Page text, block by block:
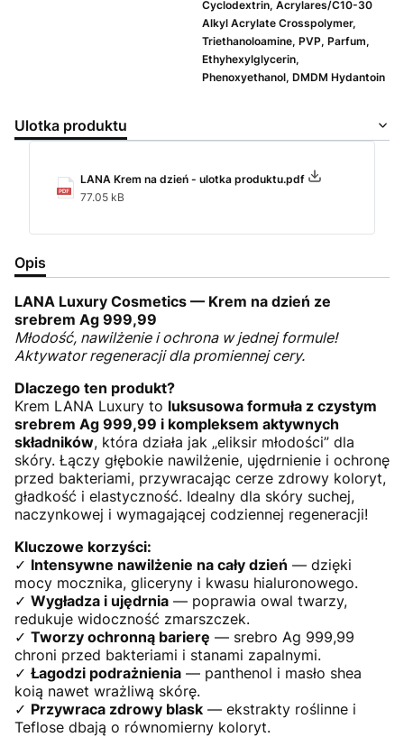
Cyclodextrin, Acrylares/C10-30
Alkyl Acrylate Crosspolymer,
Triethanoloamine, PVP, Parfum,
Ethyhexylglycerin,
Phenoxyethanol, DMDM Hydantoin
Ulotka produktu
LANA Krem na dzień - ulotka produktu.pdf
77.05 kB
Opis
LANA Luxury Cosmetics — Krem na dzień ze
srebrem Ag 999,99
Młodość, nawilżenie i ochrona w jednej formule!
Aktywator regeneracji dla promiennej cery.
Dlaczego ten produkt?
Krem LANA Luxury to luksusowa formuła z czystym
srebrem Ag 999,99 i kompleksem aktywnych
składników, która działa jak „eliksir młodości” dla
skóry. Łączy głębokie nawilżenie, ujędrnienie i ochronę
przed bakteriami, przywracając cerze zdrowy koloryt,
gładkość i elastyczność. Idealny dla skóry suchej,
naczynkowej i wymagającej codziennej regeneracji!
Kluczowe korzyści:
✓ Intensywne nawilżenie na cały dzień — dzięki
mocy mocznika, gliceryny i kwasu hialuronowego.
✓ Wygładza i ujędrnia — poprawia owal twarzy,
redukuje widoczność zmarszczek.
✓ Tworzy ochronną barierę — srebro Ag 999,99
chroni przed bakteriami i stanami zapalnymi.
✓ Łagodzi podrażnienia — panthenol i masło shea
koią nawet wrażliwą skórę.
✓ Przywraca zdrowy blask — ekstrakty roślinne i
Teflose dbają o równomierny koloryt.